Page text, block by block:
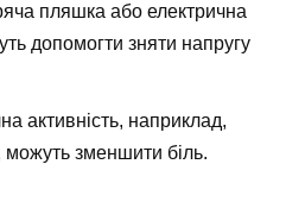
пляшка або електрична
допомогти зняти напругу
активність, наприклад,
можуть зменшити біль.